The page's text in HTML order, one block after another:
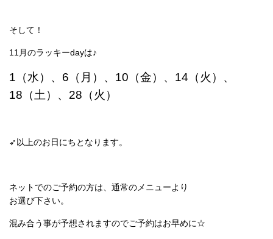
そして！
11月のラッキーdayは♪
1（水）、6（月）、10（金）、14（火）、
18（土）、28（火）
➶以上のお日にちとなります。
ネットでのご予約の方は、通常のメニューより
お選び下さい。
混み合う事が予想されますのでご予約はお早めに☆